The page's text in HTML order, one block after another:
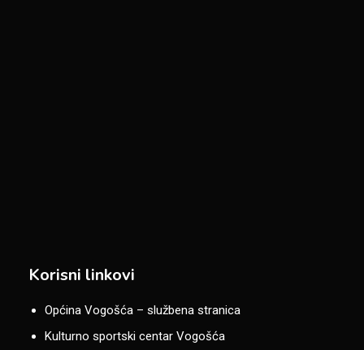
Korisni linkovi
Općina Vogošća – službena stranica
Kulturno sportski centar Vogošća